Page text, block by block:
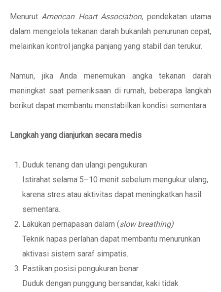
MenurutAmerican Heart Association, pendekatan utama
dalam mengelola tekanan darah bukanlah penurunan cepat,
melainkan kontrol jangka panjang yang stabil dan terukur.
Namun, jika Anda menemukan angka tekanan darah
meningkat saat pemeriksaan di rumah, beberapa langkah
berikut dapat membantu menstabilkan kondisi sementara:
Langkah yang dianjurkan secara medis
Duduk tenang dan ulangi pengukuran
Istirahat selama 5–10 menit sebelum mengukur ulang,
karena stres atau aktivitas dapat meningkatkan hasil
sementara.
Lakukan pernapasan dalam (slow breathing)
Teknik napas perlahan dapat membantu menurunkan
aktivasi sistem saraf simpatis.
Pastikan posisi pengukuran benar
Duduk dengan punggung bersandar, kaki tidak